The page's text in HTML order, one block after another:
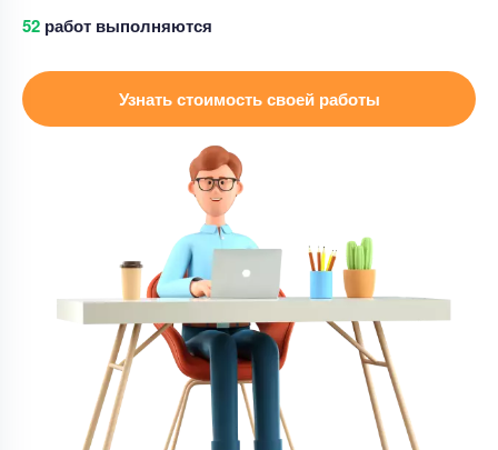
52 работ выполняются
Узнать стоимость своей работы
Уникальность50%
7 дней
Презентация
Презентация – творческие задания для интереса
к литературе
Уникальность
50%